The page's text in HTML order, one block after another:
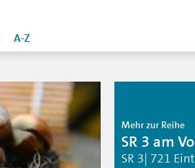
A-Z
Mehr zur Reihe
SR 3 am
SR 3| 721